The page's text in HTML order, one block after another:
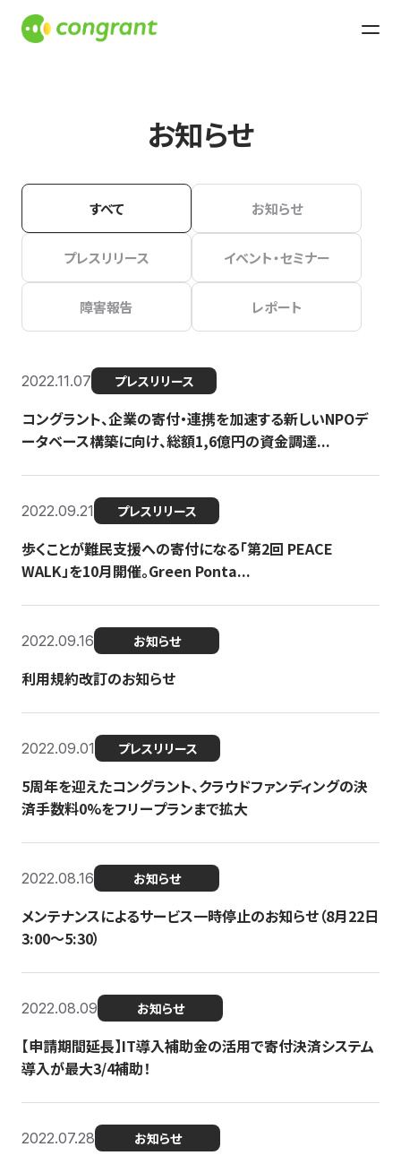
お知らせ
すべて お知らせ
プレスリリース イベント・セミナー
障害報告 レポート
2022.11.07 プレスリリース
コングラント、企業の寄付・連携を加速する新しいNPOデ
ータベース構築に向け、総額1,6億円の資金調達...
2022.09.21 プレスリリース
歩くことが難民支援への寄付になる「第2回 PEACE
WALK」を10月開催。Green Ponta...
2022.09.16 お知らせ
利用規約改訂のお知らせ
2022.09.01 プレスリリース
5周年を迎えたコングラント、クラウドファンディングの決
済手数料0%をフリープランまで拡大
2022.08.16 お知らせ
メンテナンスによるサービス一時停止のお知らせ（8月22日
3:00〜5:30）
2022.08.09 お知らせ
【申請期間延長】IT導入補助金の活用で寄付決済システム
導入が最大3/4補助！
2022.07.28 お知らせ